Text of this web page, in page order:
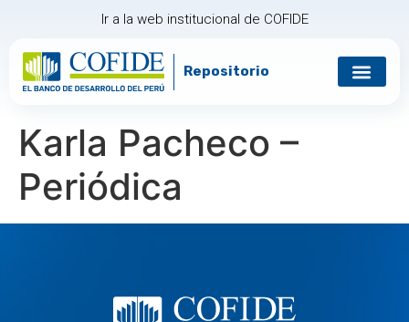
Ir a la web institucional de COFIDE
Repositorio
Karla Pacheco –
Periódica